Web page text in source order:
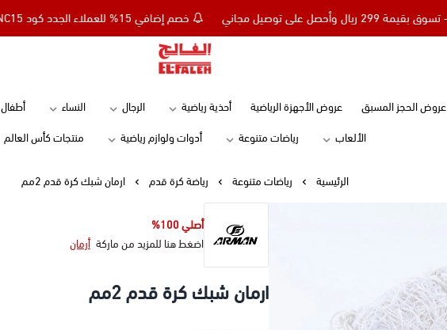
خصم إضافي 15% للعملاء الجدد كود NC15 - تسوق بقيمة 299 ريال وأحصل على توصيل مجاني
عروض الحجز المسبق عروض الأجهزة الرياضية أحذية رياضية الرجال النساء أطفال
الألعاب
رياضات متنوعة أدوات ولوازم رياضية منتجات كأس العالم
الرئيسية رياضات متنوعة رياضة كرة قدم ارمان شبك كرة قدم 2مم
أصلي 100%
اضغط هنا للمزيد من ماركة أرمان
ارمان شبك كرة قدم 2مم